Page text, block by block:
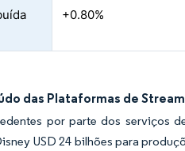
+0.80%
das Plataformas de
por parte dos serviços
USD 24 bilhões para